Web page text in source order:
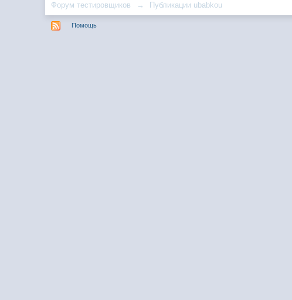
Форум тестировщиков → Публикации ubabkou
Помощь